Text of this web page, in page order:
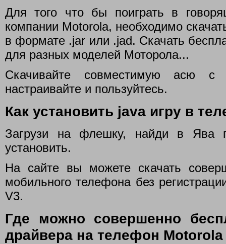
Для того что бы поиграть в
компании Motorola, необходимо
в формате .jar или .jad. Скачать
для разных моделей Моторола...
Скачивайте совместимую асю с
настраивайте и пользуйтесь.
Как установить java игру в
Загрузи на флешку, найди в Ява
установить.
На сайте вы можете скачать
мобильного телефона без
V3.
Где можно совершенно
драйвера на телефон Motorola